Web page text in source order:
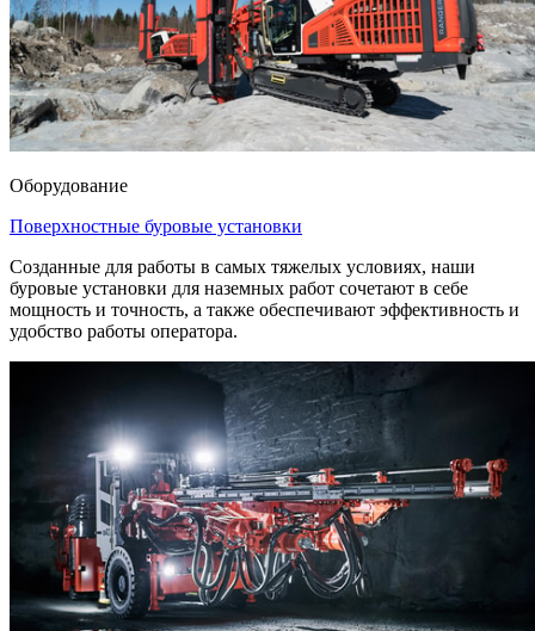
Оборудование
Поверхностные буровые установки
Созданные для работы в самых тяжелых условиях, наши
буровые установки для наземных работ сочетают в себе
мощность и точность, а также обеспечивают эффективность и
удобство работы оператора.